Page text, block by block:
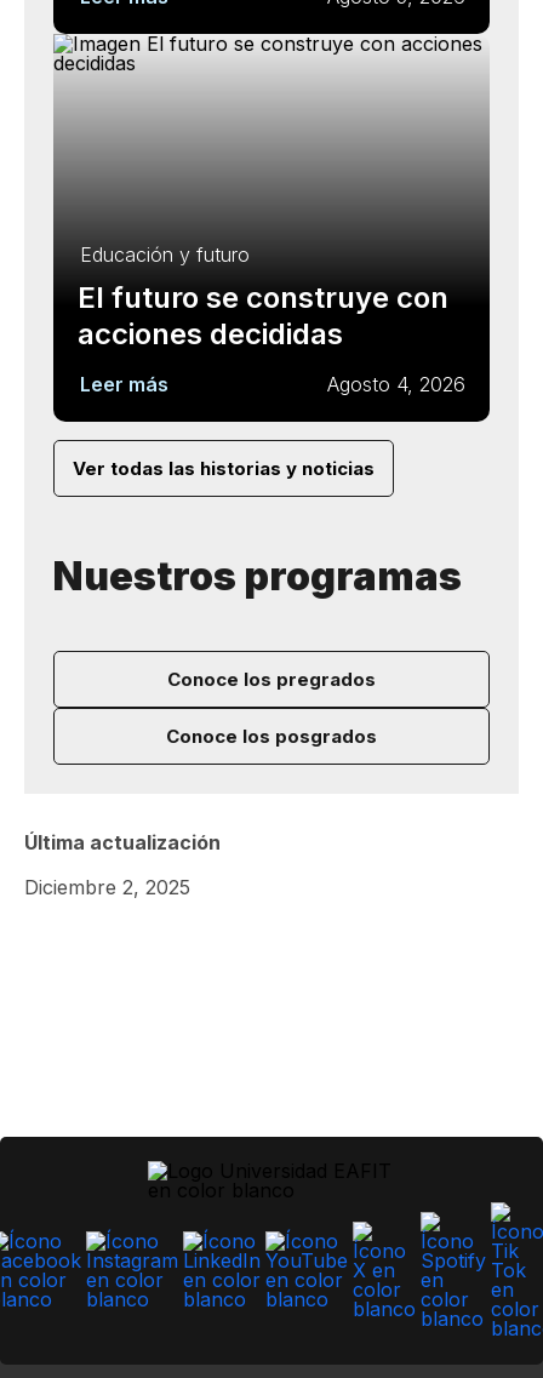
Educación y futuro
El futuro se construye con
acciones decididas
Leer más Agosto 4, 2026
Ver todas las historias y noticias
Nuestros programas
Conoce los pregrados
Conoce los posgrados
Última actualización
Diciembre 2, 2025